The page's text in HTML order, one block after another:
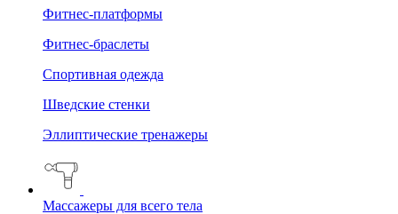
Фитнес-платформы
Фитнес-браслеты
Спортивная одежда
Шведские стенки
Эллиптические тренажеры
Массажеры для всего тела